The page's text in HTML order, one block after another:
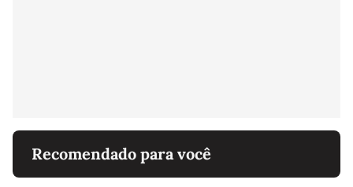
Recomendado para você